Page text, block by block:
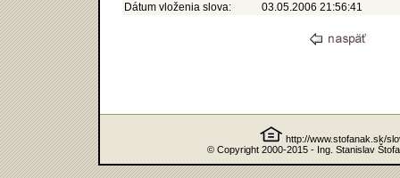
Dátum vloženia slova:
03.05.2006 21:56:41
http://www.stofanak.sk/
© Copyright 2000-2015 - Ing. Stanislav